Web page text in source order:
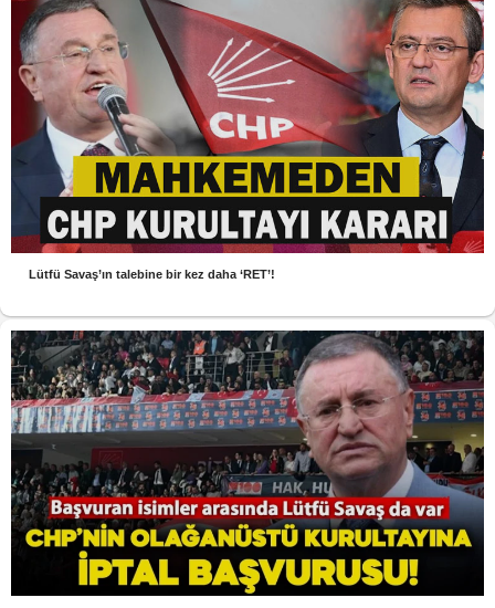
Lütfü Savaş’ın talebine bir kez daha ‘RET’!